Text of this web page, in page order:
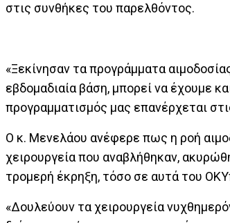
στις συνθήκες του παρελθόντος.
«Ξεκίνησαν τα προγράμματα
εβδομαδιαία βάση, μπορεί να έχουμε
προγραμματισμός μας επανέρχεται
Ο κ. Μενελάου ανέφερε πως η ροή
χειρουργεία που αναβλήθηκαν,
τρομερή έκρηξη, τόσο σε αυτά του
«Δουλεύουν τα χειρουργεία